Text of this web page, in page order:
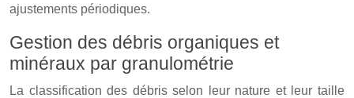
ajustements périodiques.
Gestion des débris organiques et
minéraux par granulométrie
La classification des débris selon leur nature et leur taille